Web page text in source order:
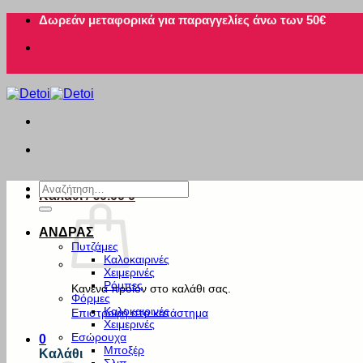
Μετάβαση
περιεχόμενο
Δωρεάν μεταφορικά για παραγγελίες άνω των 50€
Καλάθι /€0.00 0
Κανένα προϊόν στο καλάθι σας.
Επιστροφή στο κατάστημα
0
Καλάθι
Αναζήτηση
για:
ΑΝΔΡΑΣ
Πυτζάμες
Καλοκαιρινές
Χειμερινές
Ρόμπες
Φόρμες
Καλοκαιρινές
Χειμερινές
Εσώρουχα
Μποξέρ